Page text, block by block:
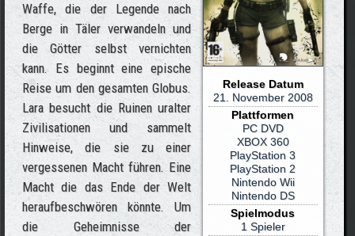
Release Datum
21. November 2008
Plattformen
PC DVD
XBOX 360
PlayStation 3
PlayStation 2
Nintendo Wii
Nintendo DS
Spielmodus
1 Spieler
Waffe, die der Legende nach
Berge in Täler verwandeln und
die Götter selbst vernichten
kann. Es beginnt eine epische
Reise um den gesamten Globus.
Lara besucht die Ruinen uralter
Zivilisationen und sammelt
Hinweise, die sie zu einer
vergessenen Macht führen. Eine
Macht die das Ende der Welt
heraufbeschwören könnte. Um
die Geheimnisse der